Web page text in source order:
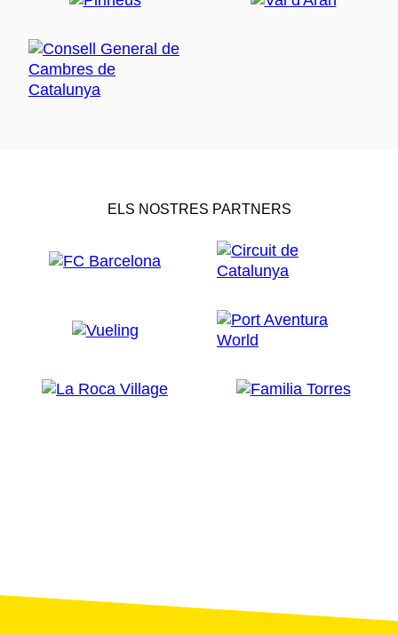
ELS NOSTRES PARTNERS